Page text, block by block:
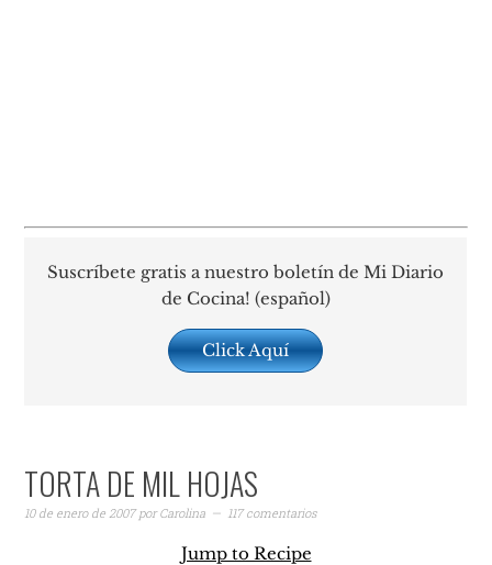
Suscríbete gratis a nuestro boletín de Mi Diario
de Cocina! (español)
Click Aquí
TORTA DE MIL HOJAS
10 de enero de 2007porCarolina 117 comentarios
Jump to Recipe